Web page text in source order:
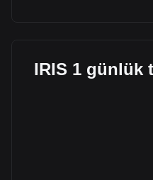
IRIS 1 günlük